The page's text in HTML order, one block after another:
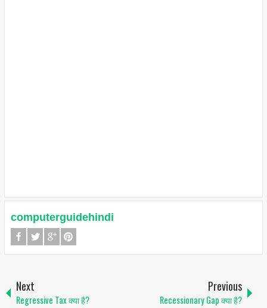
computerguidehindi
Next
Regressive Tax क्या है?
Previous
Recessionary Gap क्या है?